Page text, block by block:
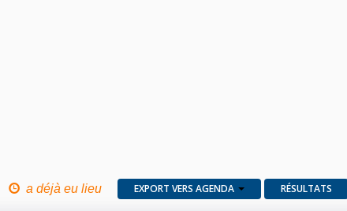
a déjà eu lieu EXPORT VERS AGENDA RÉSULTATS